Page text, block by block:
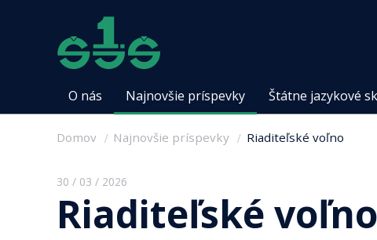
O nás Najnovšie príspevky Štátne jazykové
Domov Najnovšie príspevky Riaditeľské voľno
30 / 03 / 2026
Riaditeľské voľno